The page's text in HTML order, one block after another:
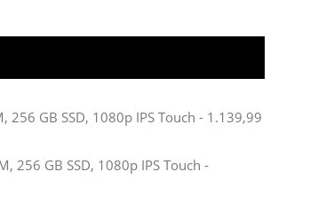
256 GB SSD, 1080p IPS Touch - 1.139,99
256 GB SSD, 1080p IPS Touch -